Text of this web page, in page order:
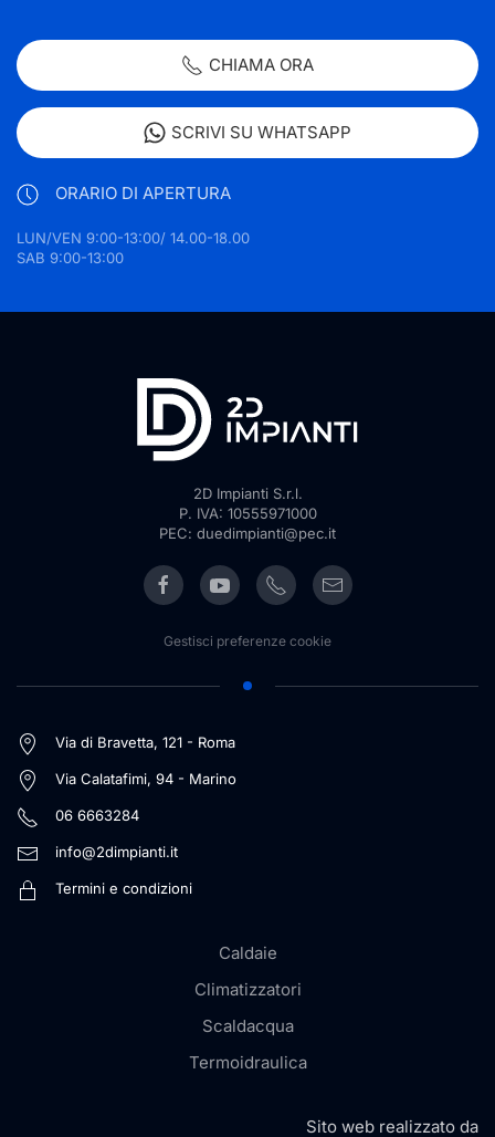
CHIAMA ORA
SCRIVI SU WHATSAPP
ORARIO DI APERTURA
LUN/VEN 9:00-13:00/ 14.00-18.00
SAB 9:00-13:00
2D Impianti S.r.l.
P. IVA: 10555971000
PEC: duedimpianti@pec.it
Gestisci preferenze cookie
Via di Bravetta, 121 - Roma
Via Calatafimi, 94 - Marino
06 6663284
info@2dimpianti.it
Termini e condizioni
Caldaie
Climatizzatori
Scaldacqua
Termoidraulica
Sito web realizzato da